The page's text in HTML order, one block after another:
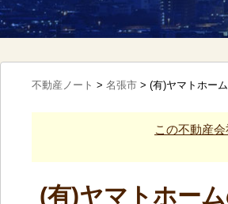
不動産ノート > 名張市 > (有)ヤマトホー
この不動産
(有)ヤマトホー